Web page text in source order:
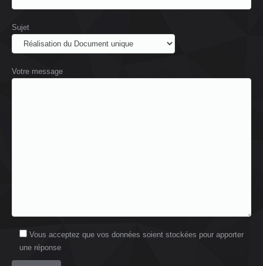
Sujet
Votre message
Vous acceptez que vos données soient stockées pour apporter
une réponse